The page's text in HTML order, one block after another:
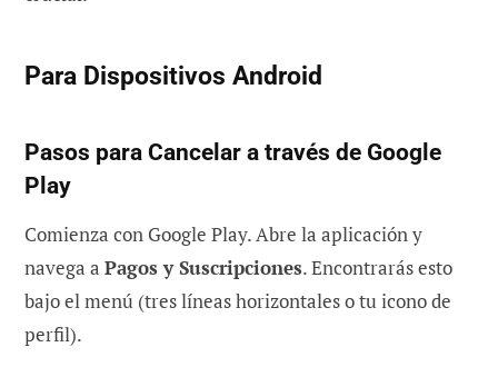
Para Dispositivos Android
Pasos para Cancelar a través de Google
Play
Comienza con Google Play. Abre la aplicación y
navega a Pagos y Suscripciones. Encontrarás esto
bajo el menú (tres líneas horizontales o tu icono de
perfil).